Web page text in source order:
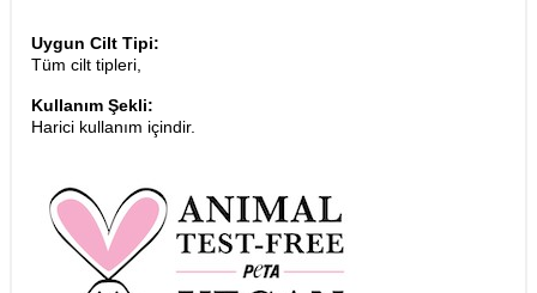
Uygun Cilt Tipi:
Tüm cilt tipleri,
Kullanım Şekli:
Harici kullanım içindir.